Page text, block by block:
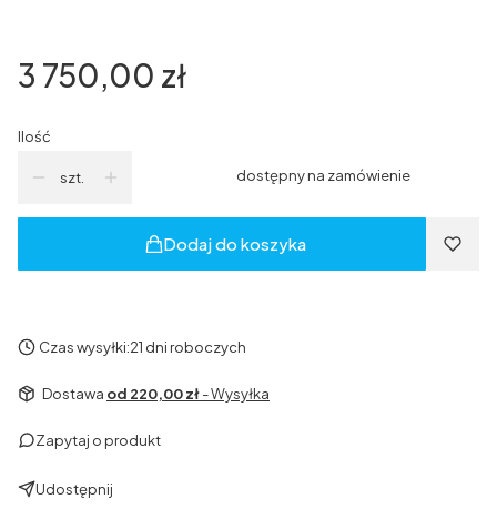
Cena
3 750,00 zł
Ilość
szt. dostępny na zamówienie
Dodaj do koszyka
Czas wysyłki:21 dni roboczych
Dostawa od 220,00 zł- Wysyłka
Zapytaj o produkt
Udostępnij